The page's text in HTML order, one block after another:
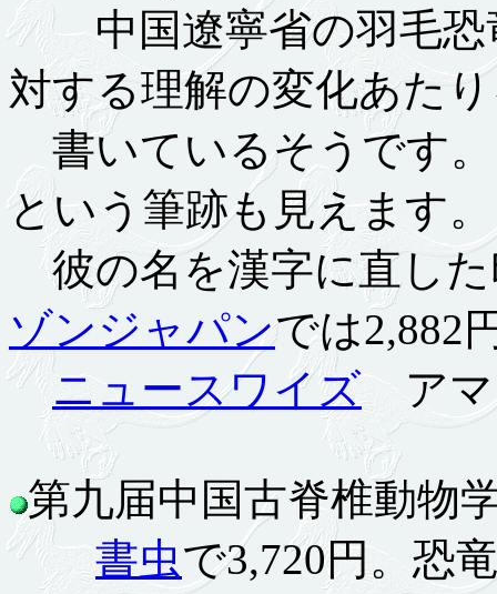
中国遼寧省の羽毛恐
対する理解の変化あた
書いているそうです
という筆跡も見えます。
彼の名を漢字に直し
ゾンジャパンでは2,882
ニュースワイズアマ
第九届中国古脊椎動物
書虫で3,720円。恐